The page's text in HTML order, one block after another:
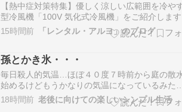
【熱中症対策特集】優しく涼しい広範囲を冷や
型冷風機「100V 気化式冷風機」をご紹介しま
の気化式冷風機は排熱が出ません水が蒸発する
の「気化熱」を利用して冷たい風を送り出す仕
（寸法：幅550×奥563×高1,367mm…
15時間前 「レンタル・アルヨ」のブログ
孫とかき氷・・・
毎日殺人的気温…ほぼ４０度７時前から庭の散
始めるけどもうかなりの気温になっているみた
い・・・ということは４時くらいから行動を始
ば少しは快適かもと思うけどじっとしているの
18時間前 老後に向けての楽しいシンプル生活